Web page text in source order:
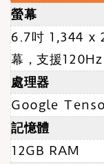
螢幕
6.7吋 1,344 x
幕 ，支援
處理器
Google
記憶體
12GB RAM